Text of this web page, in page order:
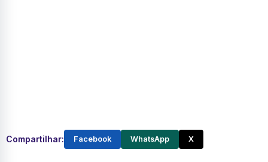
Compartilhar: Facebook WhatsApp X